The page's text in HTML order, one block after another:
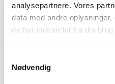
analysepartnere. Vores
data med andre
de har indsamlet fra din
Nødvendig